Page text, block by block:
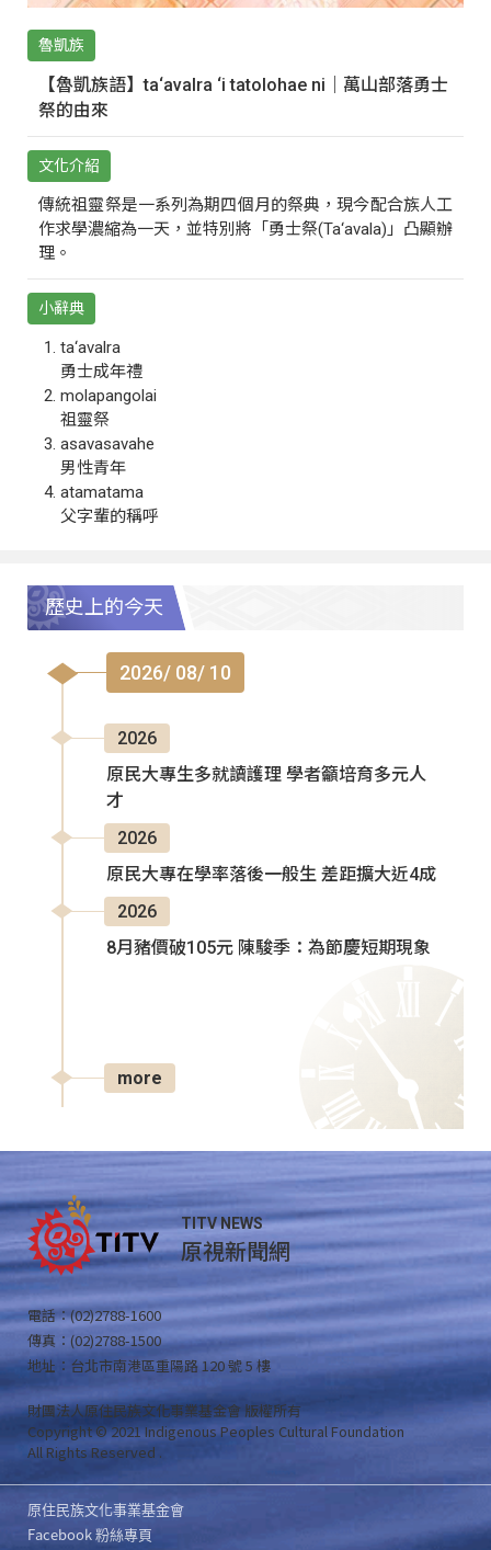
魯凱族
【魯凱族語】ta‘avalra ‘i tatolohae ni｜萬山部落勇士
祭的由來
文化介紹
傳統祖靈祭是一系列為期四個月的祭典，現今配合族人工
作求學濃縮為一天，並特別將「勇士祭(Ta‘avala)」凸顯辦
理。
小辭典
ta‘avalra
勇士成年禮
molapangolai
祖靈祭
asavasavahe
男性青年
atamatama
父字輩的稱呼
歷史上的今天
2026/ 08/ 10
2026
原民大專生多就讀護理 學者籲培育多元人
才
2026
原民大專在學率落後一般生 差距擴大近4成
2026
8月豬價破105元 陳駿季：為節慶短期現象
more
TITV NEWS
原視新聞網
電話：(02)2788-1600
傳真：(02)2788-1500
地址：台北市南港區重陽路 120 號 5 樓
財團法人原住民族文化事業基金會 版權所有
Copyright © 2021 Indigenous Peoples Cultural Foundation
All Rights Reserved .
原住民族文化事業基金會
Facebook 粉絲專頁